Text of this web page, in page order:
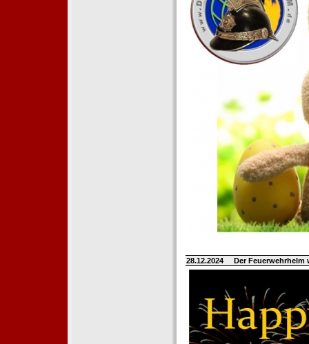
28.12.2024 Der